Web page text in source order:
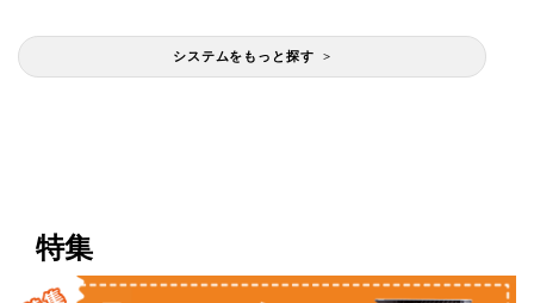
システムをもっと探す >
特集